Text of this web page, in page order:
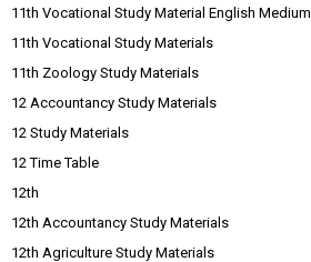
11th Vocational Study Material English Medium
11th Vocational Study Materials
11th Zoology Study Materials
12 Accountancy Study Materials
12 Study Materials
12 Time Table
12th
12th Accountancy Study Materials
12th Agriculture Study Materials